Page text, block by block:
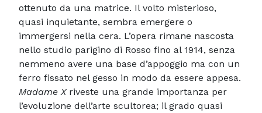
ottenuto da una matrice. Il volto misterioso,
quasi inquietante, sembra emergere o
immergersi nella cera. L’opera rimane nascosta
nello studio parigino di Rosso fino al 1914, senza
nemmeno avere una base d’appoggio ma con un
ferro fissato nel gesso in modo da essere appesa.
Madame X riveste una grande importanza per
l’evoluzione dell’arte scultorea; il grado quasi